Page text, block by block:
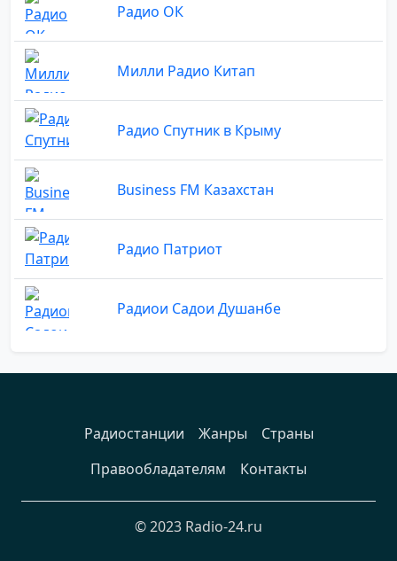
Радио ОК
Милли Радио Китап
Радио Спутник в Крыму
Business FM Казахстан
Радио Патриот
Радиои Садои Душанбе
Радиостанции Жанры
Страны
Правообладателям
Контакты
© 2023 Radio-24.ru